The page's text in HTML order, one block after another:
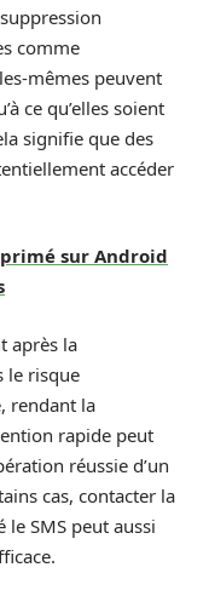
comme
mêmes peuvent
ce qu’elles soient
signifie que des
accéder
sur Android
après la
le risque
rendant la
rapide peut
réussie d’un
cas, contacter la
le SMS peut aussi